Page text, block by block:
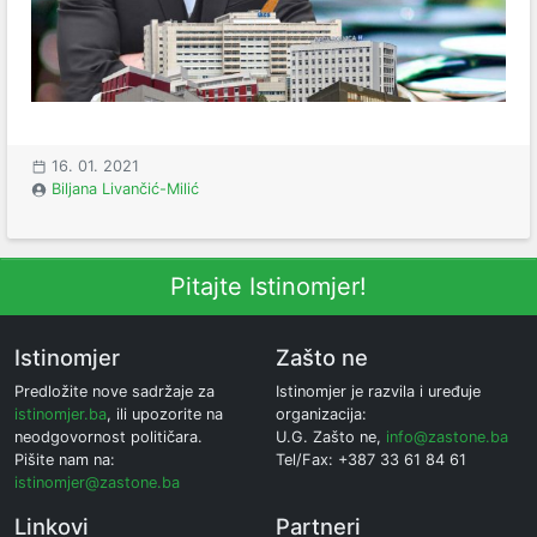
16. 01. 2021
Biljana Livančić-Milić
Pitajte Istinomjer!
Istinomjer
Predložite nove sadržaje za
istinomjer.ba, ili upozorite na
neodgovornost političara.
Pišite nam na:
istinomjer@zastone.ba
Zašto ne
Istinomjer je razvila i uređuje
organizacija:
U.G. Zašto ne, info@zastone.ba
Tel/Fax: +387 33 61 84 61
Linkovi Partneri